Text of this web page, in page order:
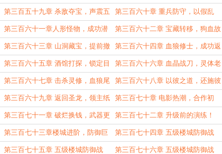
敌！ 手！
第三百五十九章 杀敌夺宝，声震五
城！
第三百六十章 重兵防守，以假乱
真！
第三百六十一章人形怪物，成功潜
入！
第三百六十二章 宝藏转移，狗血故
事！
第三百六十三章 山洞藏宝，提前撤
离！
第三百六十四章 血狼修士，成功返
回！
第三百六十五章 酒馆打探，锁定目
标！
第三百六十六章 血晶战刀，灵体老
者！
第三百六十七章 击杀灵修，血狼尾
随！
第三百六十八章 以彼之道，还施彼
身！
第三百六十九章 返回圣龙，领主纸
条！
第三百七十章 电影热潮，合作初
始！
第三百七十一章 破烂换钱，武器更
新！
第三百七十二章 升级前的演练！
第三百七十三章楼城进阶，防御巨
塔！
第三百七十四章 五级楼城防御战
（一）！
第三百七十五章 五级楼城防御战 第三百七十六章 五级楼城防御战